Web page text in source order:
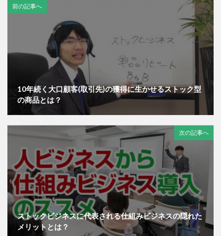
前の記事へ
10年続く大口顧客(取引先)の獲得に生かせるストック型
の商品とは？
次の記事へ
ストックビジネスに代表される仕組みビジネスの隠れた
メリットとは？